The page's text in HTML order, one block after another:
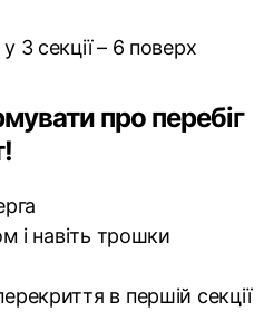
3 секції – 6 поверх
про перебіг
і навіть трошки
в першій секції